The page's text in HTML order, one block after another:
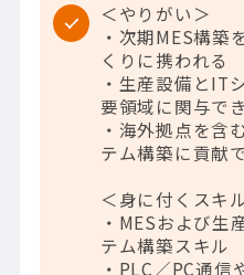
＜やりがい＞
・次期MES構築
くりに携われる
・生産設備とIT
要領域に関与で
・海外拠点を含
テム構築に貢献
＜身に付くスキ
・MESおよび生
テム構築スキル
・PLC／PC通